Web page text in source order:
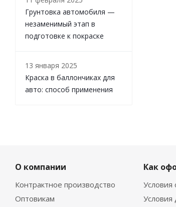
Грунтовка автомобиля —
незаменимый этап в
подготовке к покраске
13 января 2025
Краска в баллончиках для
авто: способ применения
О компании
Контрактное производство
Оптовикам
Как
Условия
Условия